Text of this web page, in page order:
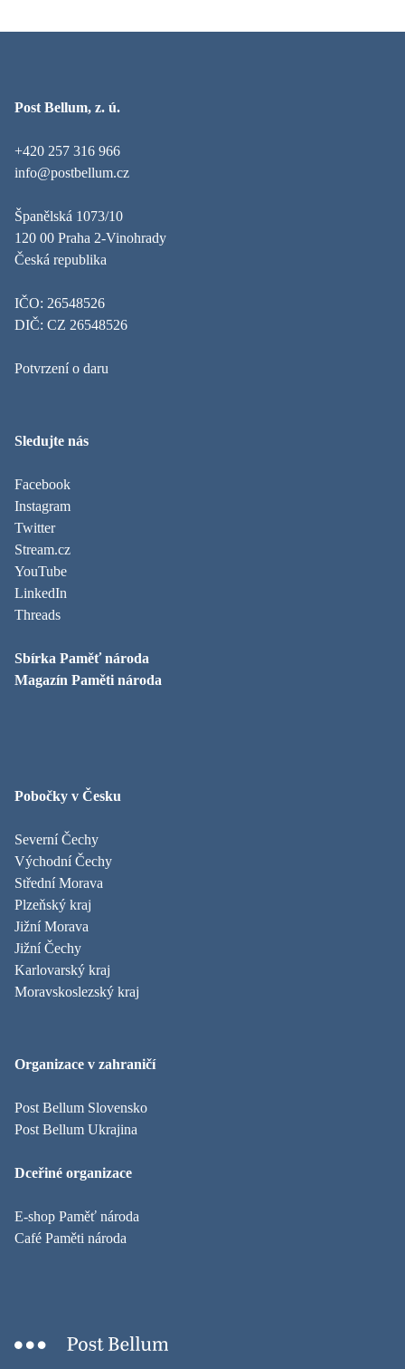
Post Bellum, z. ú.
+420 257 316 966
info@postbellum.cz
Španělská 1073/10
120 00 Praha 2-Vinohrady
Česká republika
IČO: 26548526
DIČ: CZ 26548526
Potvrzení o daru
Sledujte nás
Facebook
Instagram
Twitter
Stream.cz
YouTube
LinkedIn
Threads
Sbírka Paměť národa
Magazín Paměti národa
Pobočky v Česku
Severní Čechy
Východní Čechy
Střední Morava
Plzeňský kraj
Jižní Morava
Jižní Čechy
Karlovarský kraj
Moravskoslezský kraj
Organizace v zahraničí
Post Bellum Slovensko
Post Bellum Ukrajina
Dceřiné organizace
E-shop Paměť národa
Café Paměti národa